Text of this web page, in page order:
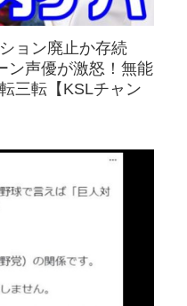
ョン廃止か存続
ン声優が激怒！無能
三転【KSLチャン